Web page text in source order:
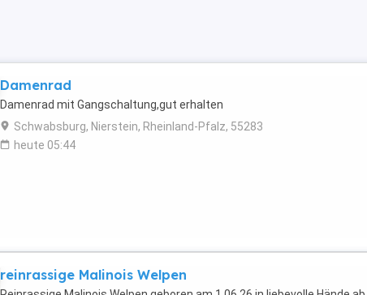
Damenrad
Damenrad mit Gangschaltung,gut erhalten
Schwabsburg, Nierstein, Rheinland-Pfalz, 55283
heute 05:44
reinrassige Malinois Welpen